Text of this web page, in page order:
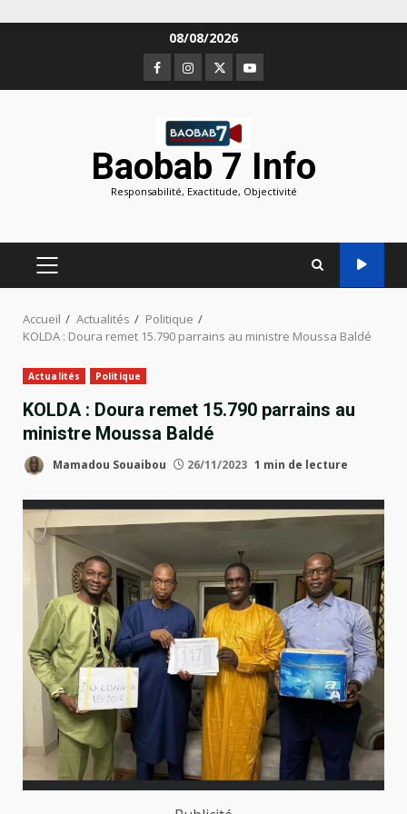
08/08/2026
Facebook
Instagram
TwitterYoutube
Baobab 7 Info
Responsabilité, Exactitude, Objectivité
MENU
PRINCIPAL
Accueil Actualités
Politique
KOLDA : Doura remet 15.790 parrains au ministre Moussa Baldé
Actualités Politique
KOLDA : Doura remet 15.790 parrains au
ministre Moussa Baldé
Mamadou Souaibou 26/11/2023 1 min de lecture